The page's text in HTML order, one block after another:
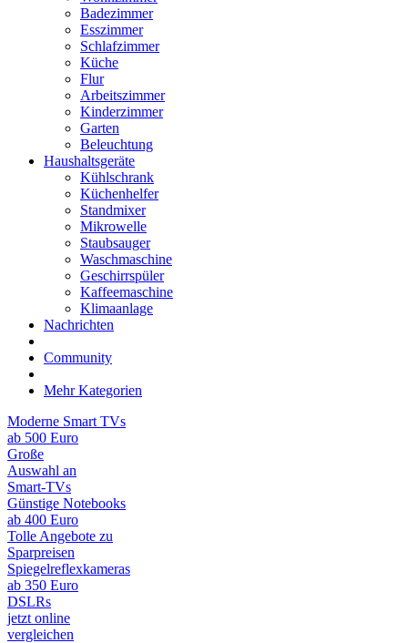
Badezimmer
Esszimmer
Schlafzimmer
Küche
Flur
Arbeitszimmer
Kinderzimmer
Garten
Beleuchtung
Haushaltsgeräte
Kühlschrank
Küchenhelfer
Standmixer
Mikrowelle
Staubsauger
Waschmaschine
Geschirrspüler
Kaffeemaschine
Klimaanlage
Nachrichten
Community
Mehr Kategorien
Moderne Smart TVs
ab 500 Euro
Große
Auswahl an
Smart-TVs
Günstige Notebooks
ab 400 Euro
Tolle Angebote zu
Sparpreisen
Spiegelreflexkameras
ab 350 Euro
DSLRs
jetzt online
vergleichen